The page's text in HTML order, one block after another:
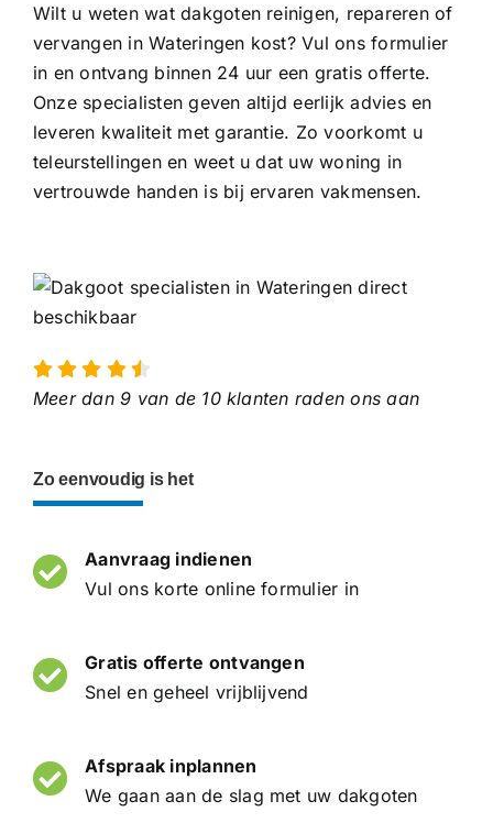
Wilt u weten wat dakgoten reinigen, repareren of
vervangen in Wateringen kost? Vul ons formulier
in en ontvang binnen 24 uur een gratis offerte.
Onze specialisten geven altijd eerlijk advies en
leveren kwaliteit met garantie. Zo voorkomt u
teleurstellingen en weet u dat uw woning in
vertrouwde handen is bij ervaren vakmensen.
Meer dan 9 van de 10 klanten raden ons aan
Zo eenvoudig is het
Aanvraag indienen
Vul ons korte online formulier in
Gratis offerte ontvangen
Snel en geheel vrijblijvend
Afspraak inplannen
We gaan aan de slag met uw dakgoten